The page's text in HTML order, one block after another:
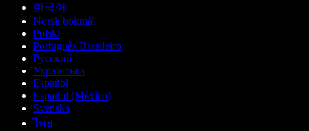
한국어
Norsk bokmål
Polski
Português Brasileiro
Русский
Українська
Español
Español (México)
Svenska
ไทย